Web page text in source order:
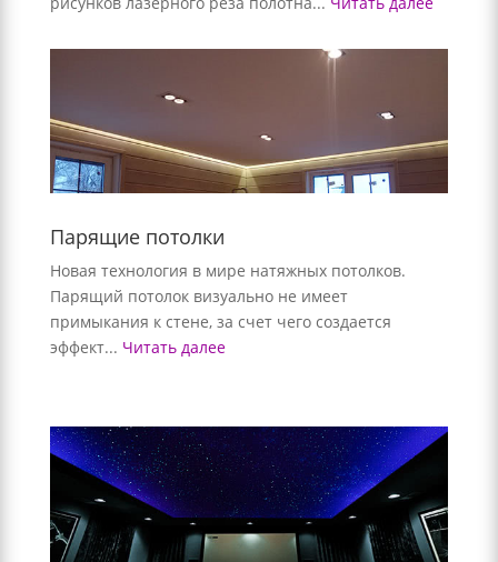
Парящие потолки
Новая технология в мире натяжных потолков.
Парящий потолок визуально не имеет
примыкания к стене, за счет чего создается
эффект... Читать далее